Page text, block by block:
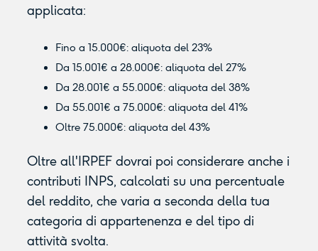
applicata:
Fino a 15.000€: aliquota del 23%
Da 15.001€ a 28.000€: aliquota del 27%
Da 28.001€ a 55.000€: aliquota del 38%
Da 55.001€ a 75.000€: aliquota del 41%
Oltre 75.000€: aliquota del 43%
Oltre all'IRPEF dovrai poi considerare anche i
contributi INPS, calcolati su una percentuale
del reddito, che varia a seconda della tua
categoria di appartenenza e del tipo di
attività svolta.